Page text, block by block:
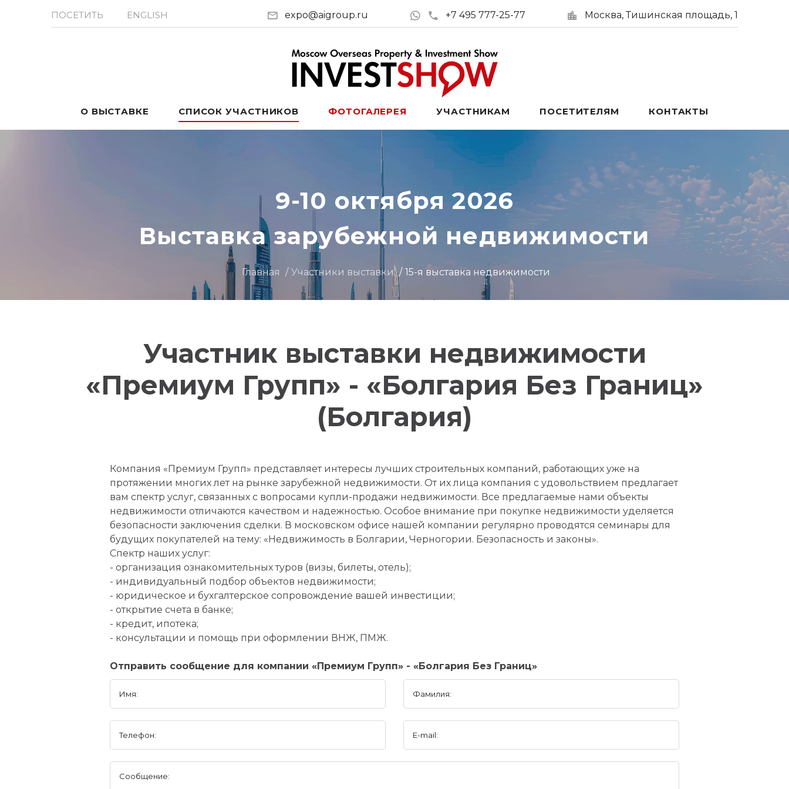
ПОСЕТИТЬ ENGLISH expo@aigroup.ru +7 495 777-25-77 Москва, Тишинская площадь, 1
О ВЫСТАВКЕ СПИСОК УЧАСТНИКОВ ФОТОГАЛЕРЕЯ УЧАСТНИКАМ ПОСЕТИТЕЛЯМ КОНТАКТЫ
9-10 октября 2026
Выставка зарубежной недвижимости
Главная Участники выставки 15-я выставка недвижимости
Участник выставки недвижимости
«Премиум Групп» - «Болгария Без Границ»
(Болгария)
Компания «Премиум Групп» представляет интересы лучших строительных компаний, работающих уже на
протяжении многих лет на рынке зарубежной недвижимости. От их лица компания с удовольствием предлагает
вам спектр услуг, связанных с вопросами купли-продажи недвижимости. Все предлагаемые нами объекты
недвижимости отличаются качеством и надежностью. Особое внимание при покупке недвижимости уделяется
безопасности заключения сделки. В московском офисе нашей компании регулярно проводятся семинары для
будущих покупателей на тему: «Недвижимость в Болгарии, Черногории. Безопасность и законы».
Спектр наших услуг:
- организация ознакомительных туров (визы, билеты, отель);
- индивидуальный подбор объектов недвижимости;
- юридическое и бухгалтерское сопровождение вашей инвестиции;
- открытие счета в банке;
- кредит, ипотека;
- консультации и помощь при оформлении ВНЖ, ПМЖ.
Отправить сообщение для компании «Премиум Групп» - «Болгария Без Границ»
Имя: Фамилия:
Телефон: E-mail:
Сообщение: